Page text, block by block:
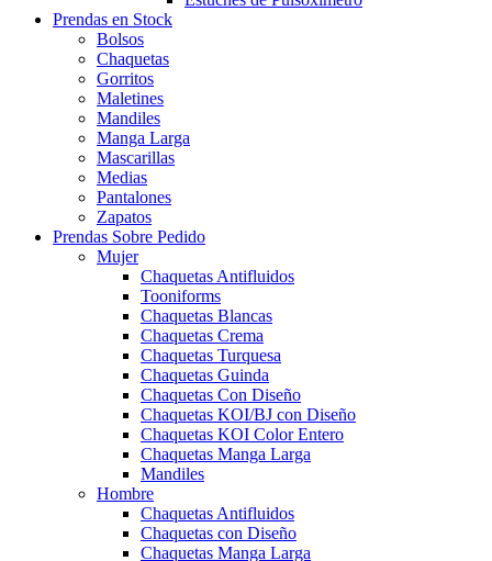
Prendas en Stock
Bolsos
Chaquetas
Gorritos
Maletines
Mandiles
Manga Larga
Mascarillas
Medias
Pantalones
Zapatos
Prendas Sobre Pedido
Mujer
Chaquetas Antifluidos
Tooniforms
Chaquetas Blancas
Chaquetas Crema
Chaquetas Turquesa
Chaquetas Guinda
Chaquetas Con Diseño
Chaquetas KOI/BJ con Diseño
Chaquetas KOI Color Entero
Chaquetas Manga Larga
Mandiles
Hombre
Chaquetas Antifluidos
Chaquetas con Diseño
Chaquetas Manga Larga